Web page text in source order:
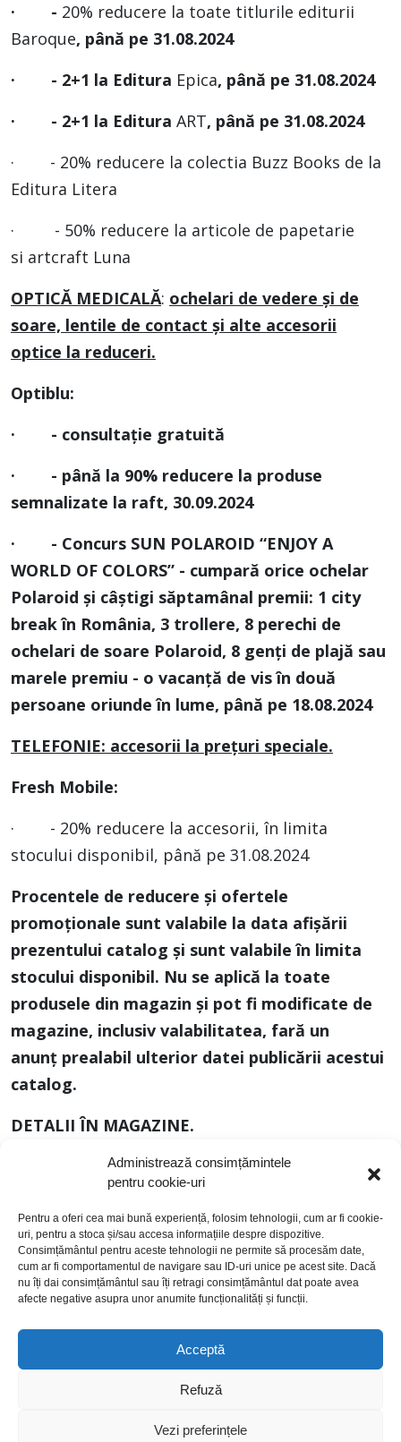
Administrează consimțămintele
pentru cookie-uri
Pentru a oferi cea mai bună experiență, folosim tehnologii, cum ar fi cookie-
uri, pentru a stoca și/sau accesa informațiile despre dispozitive.
Consimțământul pentru aceste tehnologii ne permite să procesăm date,
cum ar fi comportamentul de navigare sau ID-uri unice pe acest site. Dacă
nu îți dai consimțământul sau îți retragi consimțământul dat poate avea
afecte negative asupra unor anumite funcționalități și funcții.
Acceptă
Refuză
Vezi preferințele
· - 20% reducere la toate titlurile editurii
Baroque, până pe 31.08.2024
· - 2+1 la Editura Epica, până pe 31.08.2024
· - 2+1 la Editura ART, până pe 31.08.2024
· - 20% reducere la colectia Buzz Books de la
Editura Litera
· - 50% reducere la articole de papetarie
si artcraft Luna
OPTICĂ MEDICALĂ: ochelari de vedere și de
soare, lentile de contact și alte accesorii
optice la reduceri.
Optiblu:
· - consultație gratuită
· - până la 90% reducere la produse
semnalizate la raft, 30.09.2024
· - Concurs SUN POLAROID “ENJOY A
WORLD OF COLORS” - cumpară orice ochelar
Polaroid și câștigi săptamânal premii: 1 city
break în România, 3 trollere, 8 perechi de
ochelari de soare Polaroid, 8 genți de plajă sau
marele premiu - o vacanță de vis în două
persoane oriunde în lume, până pe 18.08.2024
TELEFONIE: accesorii la prețuri speciale.
Fresh Mobile:
· - 20% reducere la accesorii, în limita
stocului disponibil, până pe 31.08.2024
Procentele de reducere și ofertele
promoționale sunt valabile la data afișării
prezentului catalog și sunt valabile în limita
stocului disponibil. Nu se aplică la toate
produsele din magazin și pot fi modificate de
magazine, inclusiv valabilitatea, fară un
anunț prealabil ulterior datei publicării acestui
catalog.
DETALII ÎN MAGAZINE.
Te așteptăm la Shopping City Suceava pentru
a descoperi toate reducerile verii!
politică de cookies
politică de confidențialitate
© 2026 Toate drepturile rezervate. Argo Real Estate